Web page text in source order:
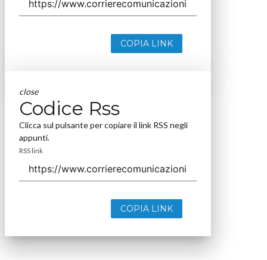
COPIA LINK
close
Codice Rss
Clicca sul pulsante per copiare il link RSS negli
appunti.
RSS link
COPIA LINK